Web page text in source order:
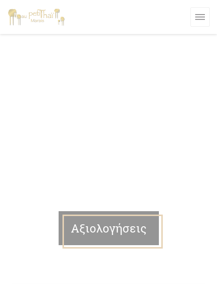
Αξιολογήσεις